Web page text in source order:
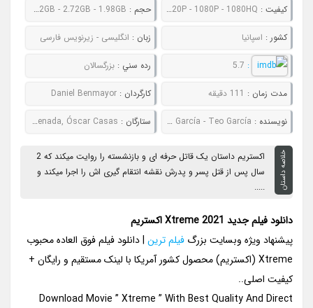
کيفيت : 480P - 720P - 1080P - 1080HQ حجم : 722MB - 1.02GB - 2.72GB - 1.98GB
کشور : اسپانیا زبان : انگلیسی - زیرنویس فارسی
:
5.7 رده سني : بزرگسالان
مدت زمان : 111 دقیقه کارگردان : Daniel Benmayor
نويسنده : Teo García - Teo García ستارگان : Teo García, Óscar Jaenada, Óscar Casas
خلاصه داستان
اکستریم داستان یک قاتل حرفه ای و بازنشسته را روایت میکند که 2
سال پس از قتل پسر و پدرش نقشه انتقام گیری اش را اجرا میکند و
.....
دانلود فیلم جدید Xtreme 2021 اکستریم
پیشنهاد ویژه وبسایت بزرگفیلم ترین | دانلود فیلم فوق العاده محبوب
Xtreme (اکستریم) محصول کشور آمریکا با لینک مستقیم و رایگان +
کیفیت اصلی..
Download Movie ” Xtreme ” With Best Quality And Direct